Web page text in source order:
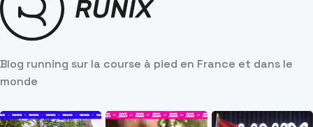
Blog running sur la course à pied en France et dans le
monde